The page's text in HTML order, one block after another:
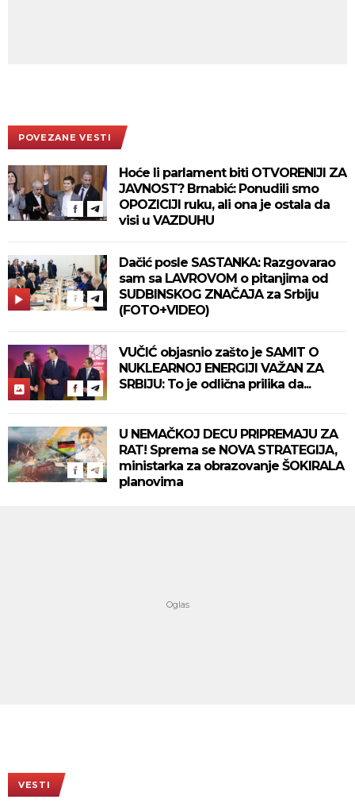
POVEZANE VESTI
Hoće li parlament biti OTVORENIJI ZA
JAVNOST? Brnabić: Ponudili smo
OPOZICIJI ruku, ali ona je ostala da
visi u VAZDUHU
Dačić posle SASTANKA: Razgovarao
sam sa LAVROVOM o pitanjima od
SUDBINSKOG ZNAČAJA za Srbiju
(FOTO+VIDEO)
VUČIĆ objasnio zašto je SAMIT O
NUKLEARNOJ ENERGIJI VAŽAN ZA
SRBIJU: To je odlična prilika da...
U NEMAČKOJ DECU PRIPREMAJU ZA
RAT! Sprema se NOVA STRATEGIJA,
ministarka za obrazovanje ŠOKIRALA
planovima
VESTI